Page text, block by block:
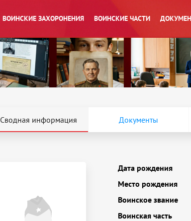
ВОИНСКИЕ ЗАХОРОНЕНИЯ ВОИНСКИЕ ЧАСТИ
Сводная информация Документы
Дата рождения
Место рождения
Воинское звание
Воинская часть